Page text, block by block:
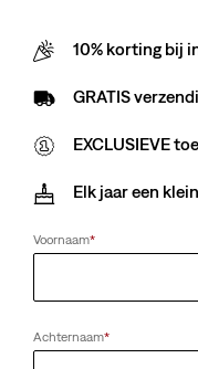
10% korting bij
GRATIS
EXCLUSIEVE
Elk jaar een
Voornaam*
Achternaam*